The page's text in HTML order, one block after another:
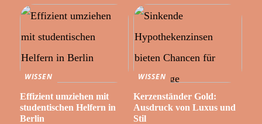
WISSEN
Effizient umziehen mit
studentischen Helfern in
Berlin
WISSEN
Kerzenständer Gold:
Ausdruck von Luxus und
Stil